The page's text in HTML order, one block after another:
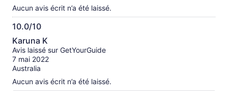
Aucun avis écrit n’a été laissé.
10.0/10
10.0
sur
10
Karuna K
Avis laissé sur GetYourGuide
7 mai 2022
Australia
Aucun avis écrit n’a été laissé.